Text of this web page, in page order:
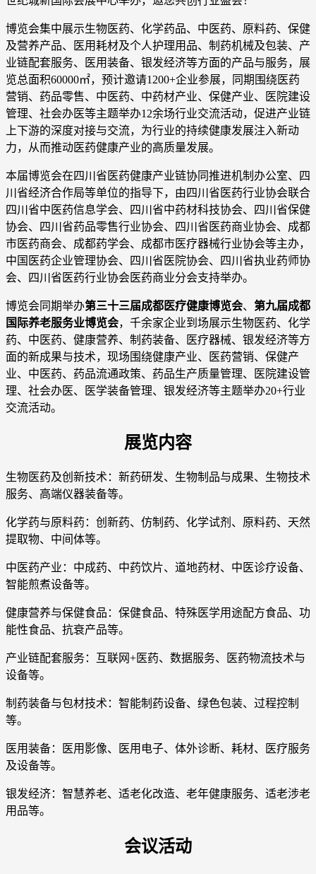
博览会集中展示生物医药、化学药品、中医药、原料药、保健
及营养产品、医用耗材及个人护理用品、制药机械及包装、产
业链配套服务、医用装备、银发经济等方面的产品与服务，展
览总面积60000㎡，预计邀请1200+企业参展，同期围绕医药
营销、药品零售、中医药、中药材产业、保健产业、医院建设
管理、社会办医等主题举办12余场行业交流活动，促进产业链
上下游的深度对接与交流，为行业的持续健康发展注入新动
力，从而推动医药健康产业的高质量发展。
本届博览会在四川省医药健康产业链协同推进机制办公室、四
川省经济合作局等单位的指导下，由四川省医药行业协会联合
四川省中医药信息学会、四川省中药材科技协会、四川省保健
协会、四川省药品零售行业协会、四川省医药商业协会、成都
市医药商会、成都药学会、成都市医疗器械行业协会等主办，
中国医药企业管理协会、四川省医院协会、四川省执业药师协
会、四川省医药行业协会医药商业分会支持举办。
博览会同期举办第三十三届成都医疗健康博览会、 第九届成都
国际养老服务业博览会，千余家企业到场展示生物医药、化学
药、中医药、健康营养、制药装备、医疗器械、银发经济等方
面的新成果与技术，现场围绕健康产业、医药营销、保健产
业、中医药、药品流通政策、药品生产质量管理、医院建设管
理、社会办医、医学装备管理、银发经济等主题举办20+行业
交流活动。
展览内容
生物医药及创新技术：新药研发、生物制品与成果、生物技术
服务、高端仪器装备等。
化学药与原料药：创新药、仿制药、化学试剂、原料药、天然
提取物、中间体等。
中医药产业：中成药、中药饮片、道地药材、中医诊疗设备、
智能煎煮设备等。
健康营养与保健食品：保健食品、特殊医学用途配方食品、功
能性食品、抗衰产品等。
产业链配套服务：互联网+医药、数据服务、医药物流技术与
设备等。
制药装备与包材技术：智能制药设备、绿色包装、过程控制
等。
医用装备：医用影像、医用电子、体外诊断、耗材、医疗服务
及设备等。
银发经济：智慧养老、适老化改造、老年健康服务、适老涉老
用品等。
会议活动